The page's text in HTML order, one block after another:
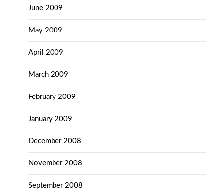
June 2009
May 2009
April 2009
March 2009
February 2009
January 2009
December 2008
November 2008
September 2008